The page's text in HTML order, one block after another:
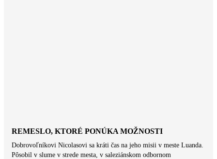
REMESLO, KTORÉ PONÚKA MOŽNOSTI
Dobrovoľníkovi Nicolasovi sa kráti čas na jeho misii v meste Luanda.
Pôsobil v slume v strede mesta, v saleziánskom odbornom